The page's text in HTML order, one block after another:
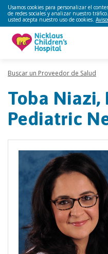
Usamos cookies para personalizar el
de redes sociales y analizar nuestro
usted acepta nuestro uso de cookies.
Buscar un Proveedor de Salud
Toba Niazi,
Pediatric